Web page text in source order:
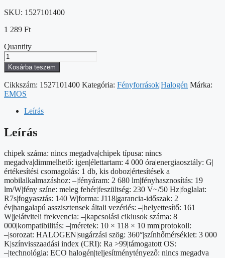
SKU: 1527101400
1 289 Ft
Quantity
EMOS
ECO
lineáris
halogén
izzó
J118
230V
2680lm
meleg
mennyiség
Kosárba teszem
Cikkszám: 1527101400 Kategória: Fényforrások|Halogén Márka:
EMOS
Leírás
Leírás
chipek száma: nincs megadva|chipek típusa: nincs
megadva|dimmelhető: igen|élettartam: 4 000 óra|energiaosztály: G|
értékesítési csomagolás: 1 db, kis doboz|értesítések a
mobilalkalmazáshoz: –|fényáram: 2 680 lm|fényhasznosítás: 19
lm/W|fény színe: meleg fehér|feszültség: 230 V~/50 Hz|foglalat:
R7s|fogyasztás: 140 W|forma: J118|garancia-időszak: 2
év|hangalapú asszisztensek általi vezérlés: –|helyettesítő: 161
W|jelátviteli frekvencia: –|kapcsolási ciklusok száma: 8
000|kompatibilitás: –|méretek: 10 × 118 × 10 mm|protokoll:
–|sorozat: HALOGEN|sugárzási szög: 360°|színhőmérséklet: 3 000
K|színvisszaadási index (CRI): Ra >99|támogatott OS:
–|technológia: ECO halogén|teljesítménytényező: nincs megadva